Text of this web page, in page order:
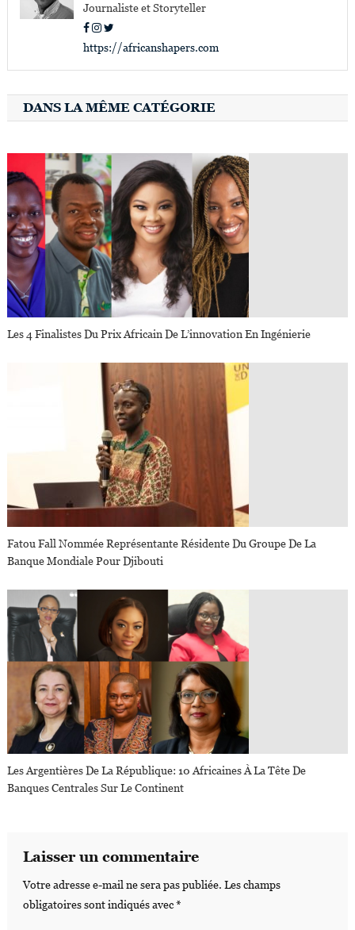
Journaliste et Storyteller
https://africanshapers.com
DANS LA MÊME CATÉGORIE
Les 4 Finalistes Du Prix Africain De L’innovation En Ingénierie
Fatou Fall Nommée Représentante Résidente Du Groupe De La
Banque Mondiale Pour Djibouti
Les Argentières De La République: 10 Africaines À La Tête De
Banques Centrales Sur Le Continent
Laisser un commentaire
Votre adresse e-mail ne sera pas publiée. Les champs
obligatoires sont indiqués avec*